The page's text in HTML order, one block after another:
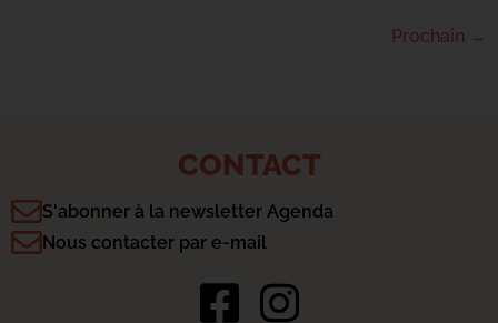
Prochain →
CONTACT
S'abonner à la newsletter Agenda
Nous contacter par e-mail